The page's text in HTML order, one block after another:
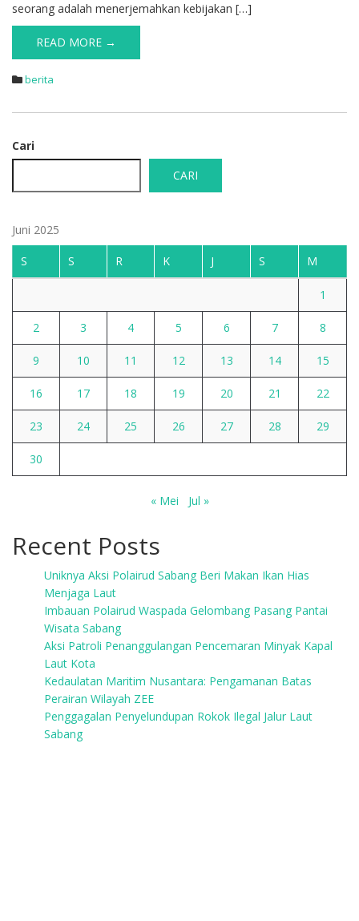
seorang adalah menerjemahkan kebijakan […]
READ MORE →
berita
Cari
CARI
Juni 2025
S S R K J S M
1
2 3 4 5 6 7 8
9 10 11 12 13 14 15
16 17 18 19 20 21 22
23 24 25 26 27 28 29
30
« Mei Jul »
Recent Posts
Uniknya Aksi Polairud Sabang Beri Makan Ikan Hias
Menjaga Laut
Imbauan Polairud Waspada Gelombang Pasang Pantai
Wisata Sabang
Aksi Patroli Penanggulangan Pencemaran Minyak Kapal
Laut Kota
Kedaulatan Maritim Nusantara: Pengamanan Batas
Perairan Wilayah ZEE
Penggagalan Penyelundupan Rokok Ilegal Jalur Laut
Sabang